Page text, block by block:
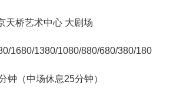
桥艺术中心 大剧场
1680/1380/1080/880/680/380/180
钟（中场休息25分钟）